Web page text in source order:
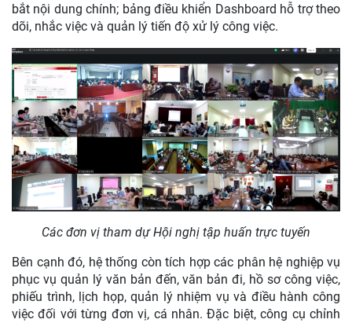
bắt nội dung chính; bảng điều khiển Dashboard hỗ trợ theo
dõi, nhắc việc và quản lý tiến độ xử lý công việc.
Các đơn vị tham dự Hội nghị tập huấn trực tuyến
Bên cạnh đó, hệ thống còn tích hợp các phân hệ nghiệp vụ
phục vụ quản lý văn bản đến, văn bản đi, hồ sơ công việc,
phiếu trình, lịch họp, quản lý nhiệm vụ và điều hành công
việc đối với từng đơn vị, cá nhân. Đặc biệt, công cụ chỉnh